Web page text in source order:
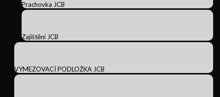
Prachovka JCB
Zajištění JCB
VYMEZOVACÍ PODLOŽKA JCB